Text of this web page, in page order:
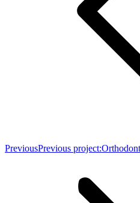
PreviousPrevious project: